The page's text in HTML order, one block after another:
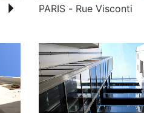
PARIS - Rue Visconti